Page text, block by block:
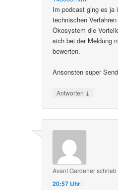
Im podcast ging es ja
technischen
Ökosystem die
sich bei der Meldung
bewerten.
Ansonsten super
Antworten ↓
Avant Gardenerschrieb
20:57 Uhr: